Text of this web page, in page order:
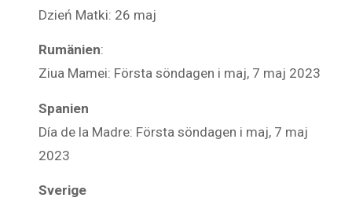
Dzień Matki: 26 maj
Rumänien:
Ziua Mamei: Första söndagen i maj, 7 maj 2023
Spanien
Día de la Madre: Första söndagen i maj, 7 maj
2023
Sverige